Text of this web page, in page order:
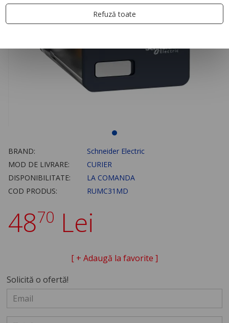
BRAND:
Schneider Electric
MOD DE LIVRARE:
CURIER
DISPONIBILITATE:
LA COMANDA
COD PRODUS:
RUMC31MD
4870 Lei
[ + Adaugă la favorite ]
Solicită o ofertă!
Refuză toate